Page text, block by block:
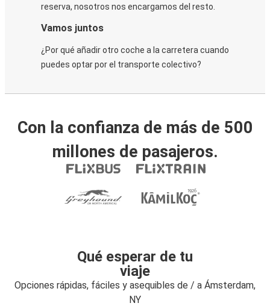
reserva, nosotros nos encargamos del resto.
Vamos juntos
¿Por qué añadir otro coche a la carretera cuando
puedes optar por el transporte colectivo?
Con la confianza de más de 500
millones de pasajeros.
Qué esperar de tu
viaje
Opciones rápidas, fáciles y asequibles de / a Ámsterdam,
NY